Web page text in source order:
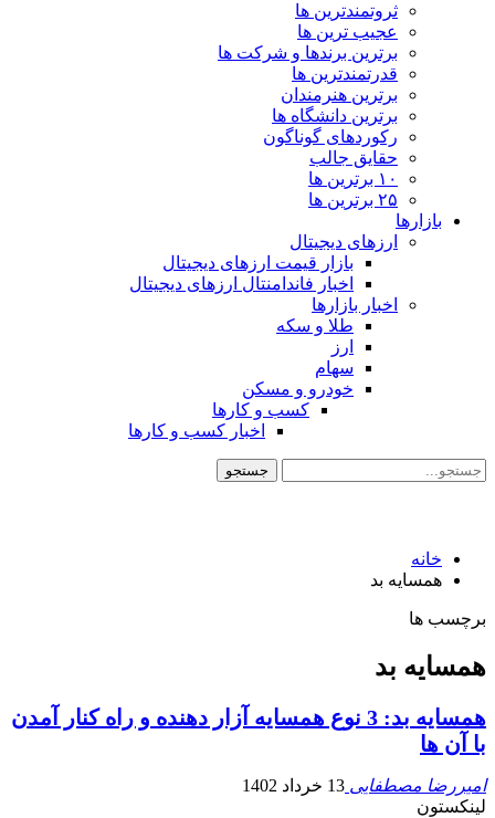
ثروتمندترین ها
عجیب ترین ها
برترین برندها و شرکت ها
قدرتمندترین ها
برترین هنرمندان
برترین دانشگاه ها
رکوردهای گوناگون
حقایق جالب
۱۰ برترین ها
۲۵ برترین ها
بازارها
ارزهای دیجیتال
بازار قیمت ارزهای دیجیتال
اخبار فاندامنتال ارزهای دیجیتال
اخبار بازارها
طلا و سکه
ارز
سهام
خودرو و مسکن
کسب و کارها
اخبار کسب و کارها
خانه
همسایه بد
برچسب ها
همسایه بد
همسایه بد: 3 نوع همسایه آزار دهنده و راه کنار آمدن
با آن‌ ها
امیررضا مصطفایی 13 خرداد 1402
لینکستون